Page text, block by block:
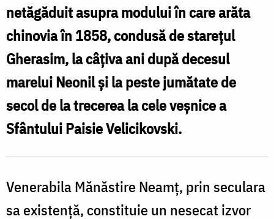
netăgăduit asupra modului în care arăta
chinovia în 1858, condusă de starețul
Gherasim, la câțiva ani după decesul
marelui Neonil și la peste jumătate de
secol de la trecerea la cele veșnice a
Sfântului Paisie Velicikovski.
Venerabila Mănăstire Neamț, prin seculara
sa existență, constituie un nesecat izvor